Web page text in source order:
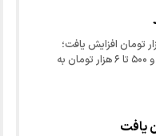
گوجه فرنگی در بازار تهران تا ۹ هزار تومان افزایش یافت؛
همچنین نرخ این محصول در عمده فروشی۳ هزار و ۵۰۰ تا ۶ هزار تومان به
یافت